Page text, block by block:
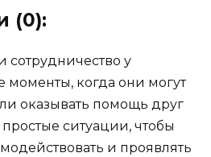
(0):
сотрудничество у
когда они могут
оказывать помощь друг
ситуации, чтобы
и проявлять